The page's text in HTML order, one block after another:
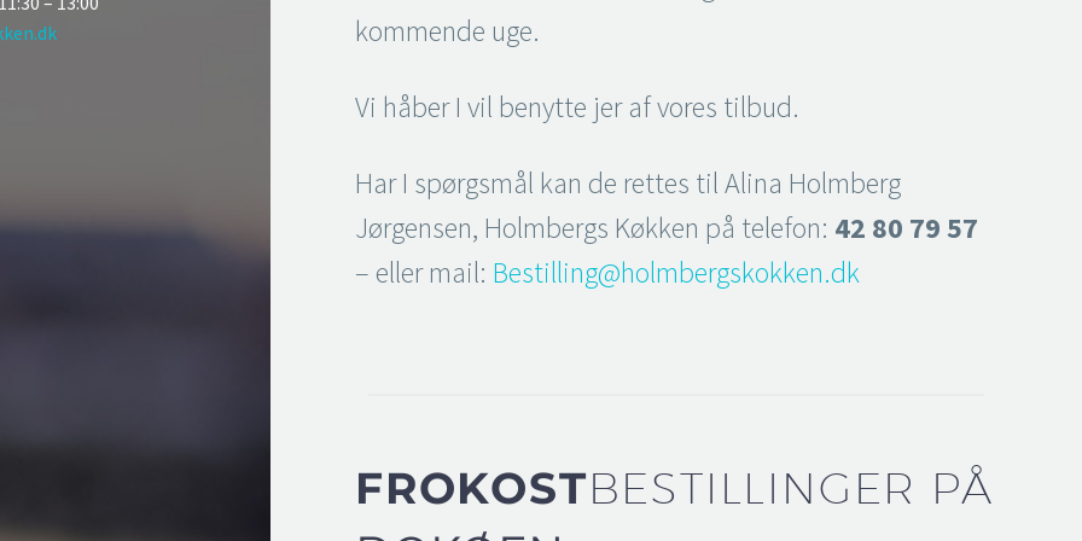
kommende uge.
Vi håber I vil benytte jer af vores tilbud.
Har I spørgsmål kan de rettes til Alina Holmberg
Jørgensen, Holmbergs Køkken på telefon: 42 80 79 57
– eller mail: Bestilling@holmbergskokken.dk
FROKOSTBESTILLINGER PÅ